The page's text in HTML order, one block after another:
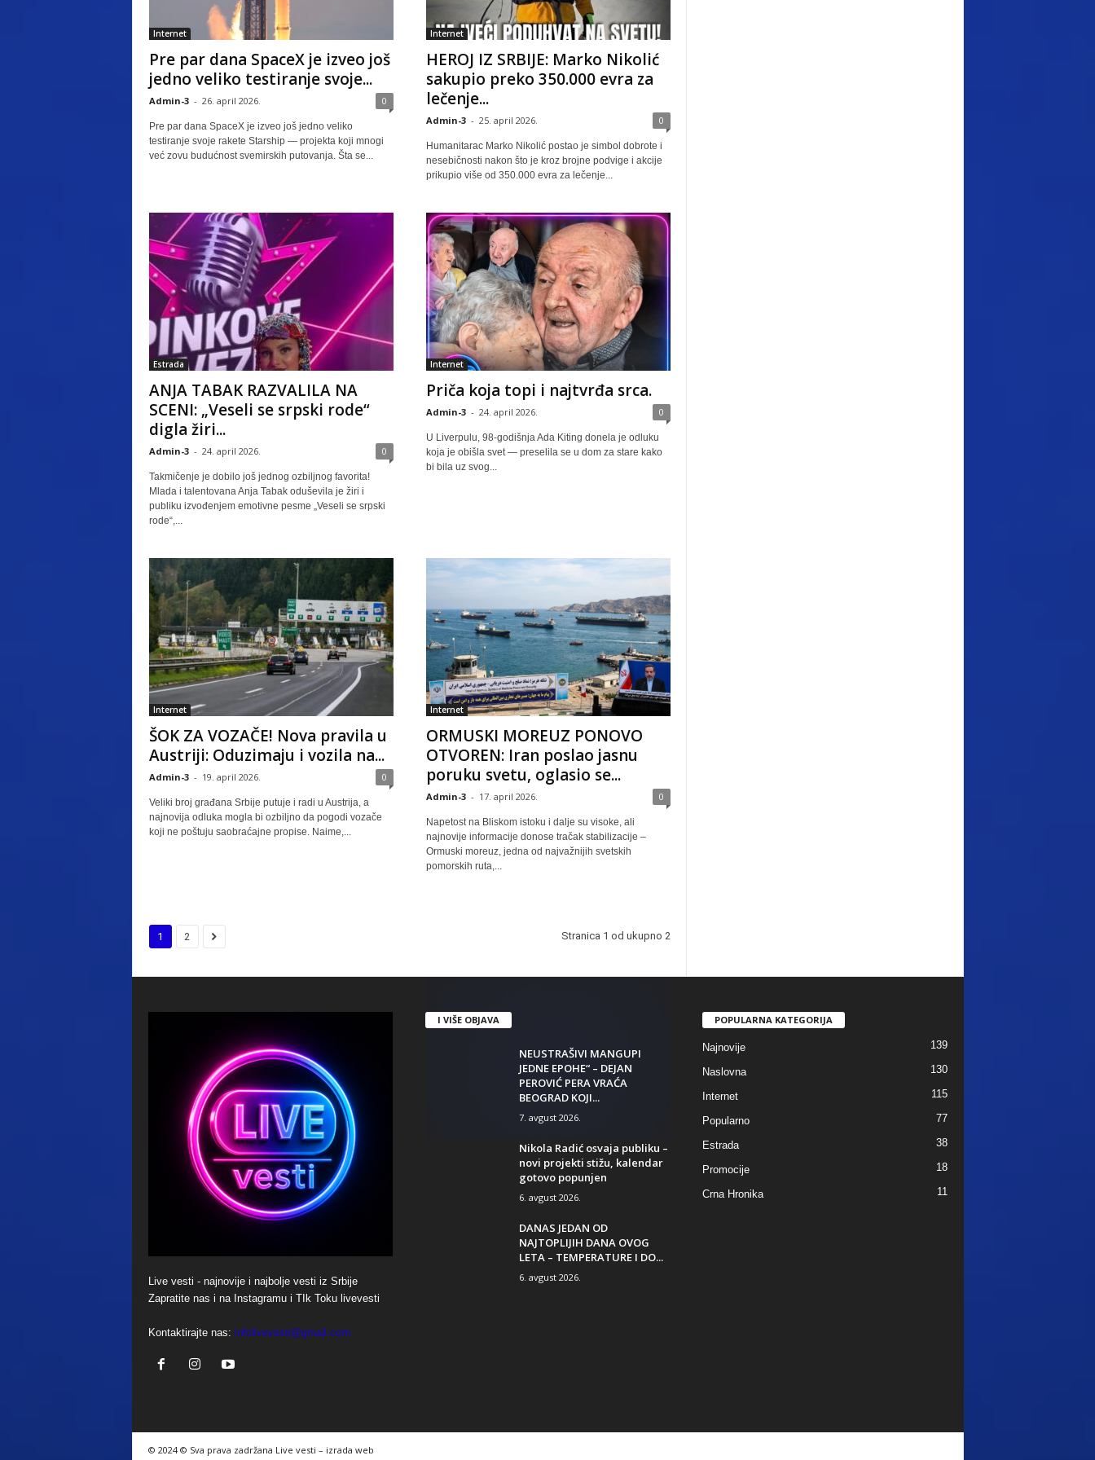
Internet
Pre par dana SpaceX je izveo još
jedno veliko testiranje svoje...
Admin-3 - 26. april 2026. 0
Pre par dana SpaceX je izveo još jedno veliko
testiranje svoje rakete Starship — projekta koji mnogi
već zovu budućnost svemirskih putovanja. Šta se...
Internet
HEROJ IZ SRBIJE: Marko Nikolić
sakupio preko 350.000 evra za
lečenje...
Admin-3 - 25. april 2026. 0
Humanitarac Marko Nikolić postao je simbol dobrote i
nesebičnosti nakon što je kroz brojne podvige i akcije
prikupio više od 350.000 evra za lečenje...
Estrada
ANJA TABAK RAZVALILA NA
SCENI: „Veseli se srpski rode“
digla žiri...
Admin-3 - 24. april 2026. 0
Takmičenje je dobilo još jednog ozbiljnog favorita!
Mlada i talentovana Anja Tabak oduševila je žiri i
publiku izvođenjem emotivne pesme „Veseli se srpski
rode“,...
Internet
Priča koja topi i najtvrđa srca.
Admin-3 - 24. april 2026. 0
U Liverpulu, 98-godišnja Ada Kiting donela je odluku
koja je obišla svet — preselila se u dom za stare kako
bi bila uz svog...
Internet
ŠOK ZA VOZAČE! Nova pravila u
Austriji: Oduzimaju i vozila na...
Admin-3 - 19. april 2026. 0
Veliki broj građana Srbije putuje i radi u Austrija, a
najnovija odluka mogla bi ozbiljno da pogodi vozače
koji ne poštuju saobraćajne propise. Naime,...
Internet
ORMUSKI MOREUZ PONOVO
OTVOREN: Iran poslao jasnu
poruku svetu, oglasio se...
Admin-3 - 17. april 2026. 0
Napetost na Bliskom istoku i dalje su visoke, ali
najnovije informacije donose tračak stabilizacije –
Ormuski moreuz, jedna od najvažnijih svetskih
pomorskih ruta,...
1 2 Stranica 1 od ukupno 2
Live vesti - najnovije i najbolje vesti iz Srbije
Zapratite nas i na Instagramu i TIk Toku livevesti
Kontaktirajte nas: infolivevesti@gmail.com
I VIŠE OBJAVA
NEUSTRAŠIVI MANGUPI
JEDNE EPOHE“ – DEJAN
PEROVIĆ PERA VRAĆA
BEOGRAD KOJI...
7. avgust 2026.
Nikola Radić osvaja publiku –
novi projekti stižu, kalendar
gotovo popunjen
6. avgust 2026.
DANAS JEDAN OD
NAJTOPLIJIH DANA OVOG
LETA – TEMPERATURE I DO...
6. avgust 2026.
POPULARNA KATEGORIJA
Najnovije 139
Naslovna 130
Internet 115
Popularno 77
Estrada 38
Promocije 18
Crna Hronika 11
© 2024 © Sva prava zadržana Live vesti – izrada web